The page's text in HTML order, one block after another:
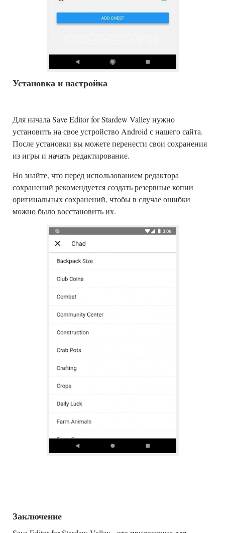
Установка и настройка
Для начала Save Editor for Stardew Valley нужно
установить на свое устройство Android с нашего сайта.
После установки вы можете перенести свои сохранения
из игры и начать редактирование.
Но знайте, что перед использованием редактора
сохранений рекомендуется создать резервные копии
оригинальных сохранений, чтобы в случае ошибки
можно было восстановить их.
Заключение